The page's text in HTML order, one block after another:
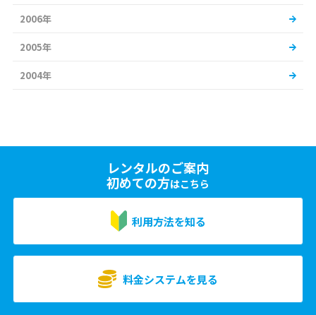
2006年
2005年
2004年
レンタルのご案内
初めての方はこちら
利用方法を知る
料金システムを見る